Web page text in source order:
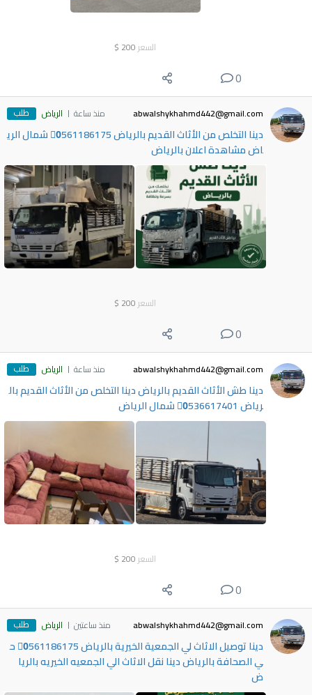
السعر 200
$
0
abwalshykhahmd442@gmail.com منذ ساعة الرياض طلب
دينا التخلص من الأثاث القديم بالرياض 0َ561186175 شمال الري
اض مشاهدة اعلان بالرياض
السعر 200
$
0
abwalshykhahmd442@gmail.com منذ ساعة الرياض طلب
دينا طش الأثاث القديم بالرياض دينا التخلص من الأثاث القديم بال
رياض 0َ536617401 شمال الرياض
السعر 200
$
0
abwalshykhahmd442@gmail.com منذ ساعتين الرياض طلب
دينا توصيل الاثاث لي الجمعية الخيرية بالرياض 0َ561186175 ح
ي الصحافة بالرياض دينا نقل الاثاث الي الجمعيه الخيريه بالريا
ض